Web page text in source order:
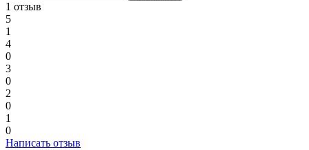
1 отзыв
5
1
4
0
3
0
2
0
1
0
Написать отзыв